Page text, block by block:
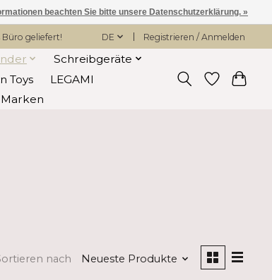
Büro geliefert! DE Registrieren / Anmelden
Schreibgeräte
Toys
LEGAMI
Marken
nach Neueste Produkte
beachten Sie bitte unsere Datenschutzerklärung. »